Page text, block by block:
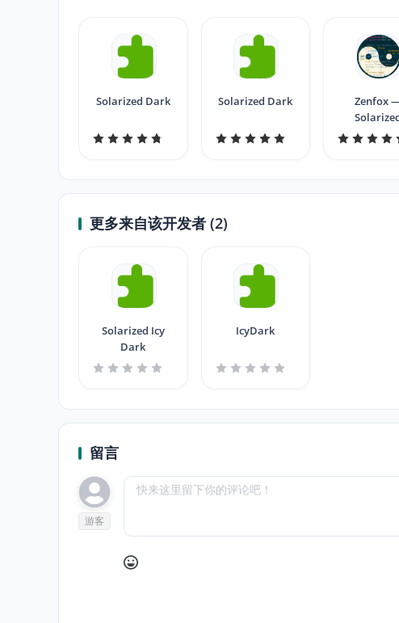
Solarized Dark Solarized Dark
Zenfox
更多来自该开发者 (2)
Solarized Icy
Dark
IcyDark
留言
游客